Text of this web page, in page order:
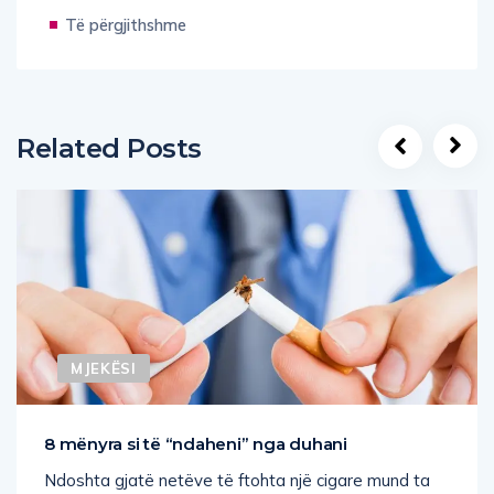
Të përgjithshme
Related Posts
MJEKËSI
8 mënyra si të “ndaheni” nga duhani
Ndoshta gjatë netëve të ftohta një cigare mund ta